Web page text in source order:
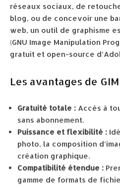
réseaux sociaux, de
blog, ou de concevoir une
web, un outil de graphisme
(GNU Image Manipulation
gratuit et open-source
Les avantages de
Gratuité totale : Accès à
sans abonnement.
Puissance et flexibilité :
photo, la composition
création graphique.
Compatibilité étendue :
gamme de formats de